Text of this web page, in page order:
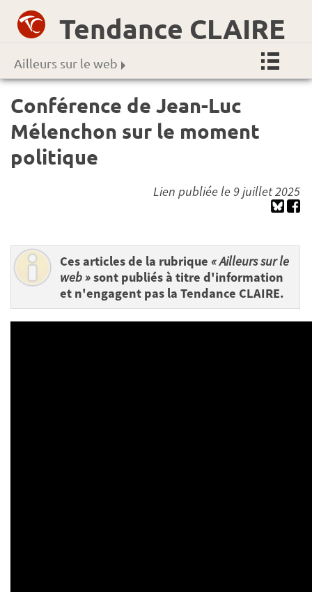
Tendance CLAIRE
Ailleurs sur le web
Conférence de Jean-Luc
Mélenchon sur le moment
politique
Lien publiée le 9 juillet 2025
Ces articles de la rubrique « Ailleurs sur le
web »sont publiés à titre d'information
et n'engagent pas la Tendance CLAIRE.